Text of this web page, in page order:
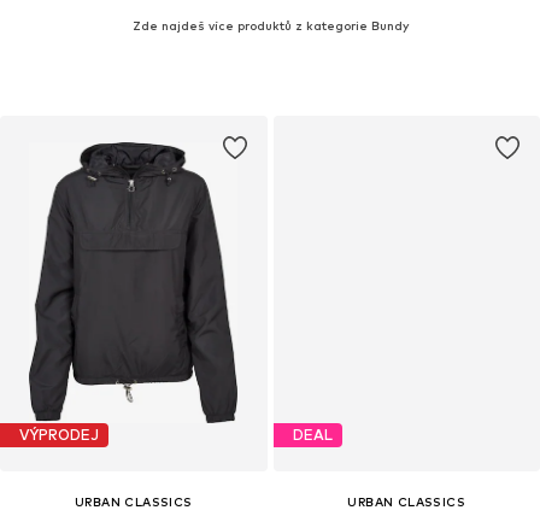
Zde najdeš více produktů z kategorie Bundy
VÝPRODEJ
URBAN CLASSICS
DEAL
URBAN CLASSICS